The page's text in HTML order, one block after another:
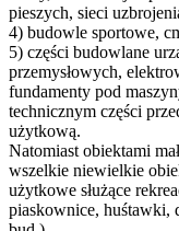
pieszych, sieci
4) budowle sportowe,
5) części budowlane
przemysłowych,
fundamenty pod
technicznym części
użytkową.
Natomiast obiektami
wszelkie niewielkie
użytkowe służące
piaskownice, huśtawki,